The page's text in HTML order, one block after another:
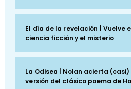
El día de la revelación | Vuelve
ciencia ficción y el misterio
La Odisea | Nolan acierta (casi)
versión del clásico poema de